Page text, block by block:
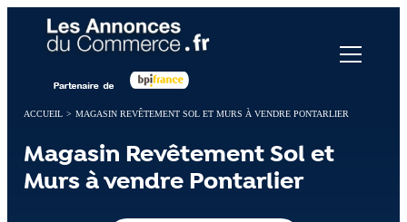
ACCUEIL > MAGASIN REVÊTEMENT SOL ET MURS À VENDRE PONTARLIER
Magasin Revêtement Sol et
Murs à vendre Pontarlier
Panneau de gestion des cookies